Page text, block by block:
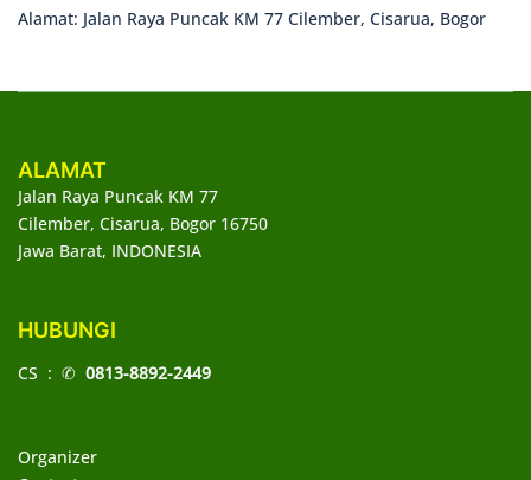
Alamat: Jalan Raya Puncak KM 77 Cilember, Cisarua, Bogor
ALAMAT
Jalan Raya Puncak KM 77
Cilember, Cisarua, Bogor 16750
Jawa Barat, INDONESIA
HUBUNGI
CS : ✆ 0813-8892-2449
Organizer